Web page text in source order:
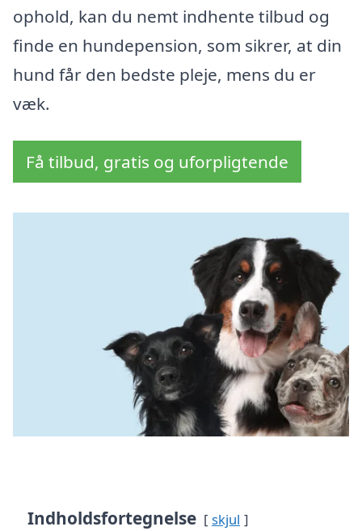
ophold, kan du nemt indhente tilbud og
finde en hundepension, som sikrer, at din
hund får den bedste pleje, mens du er
væk.
Få tilbud, gratis og uforpligtende
Indholdsfortegnelse skjul